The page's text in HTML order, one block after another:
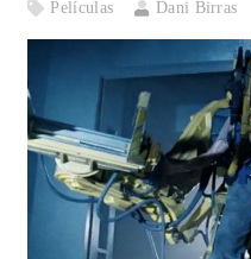
Películas Dani Birras